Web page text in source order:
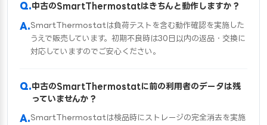
中古のSmartThermostatはきちんと動作しますか？
SmartThermostatは負荷テストを含む動作確認を実施した
うえで販売しています。初期不良時は30日以内の返品・交換に
対応していますのでご安心ください。
中古のSmartThermostatに前の利用者のデータは残
っていませんか？
SmartThermostatは検品時にストレージの完全消去を実施